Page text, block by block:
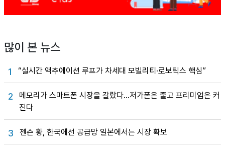
많이 본 뉴스
1 “실시간 액추에이션 루프가 차세대 모빌리티·로보틱스 핵심”
2
메모리가 스마트폰 시장을 갈랐다…저가폰은 줄고 프리미엄은 커
진다
3 젠슨 황, 한국에선 공급망 일본에서는 시장 확보